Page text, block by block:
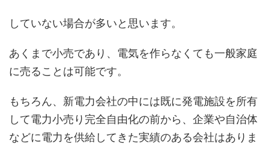
していない場合が多いと思います。
あくまで小売であり、電気を作らなくても一般家庭
に売ることは可能です。
もちろん、新電力会社の中には既に発電施設を所有
して電力小売り完全自由化の前から、企業や自治体
などに電力を供給してきた実績のある会社はありま